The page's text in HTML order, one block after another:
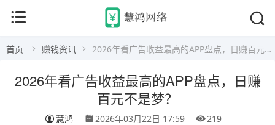
首页 赚钱资讯 2026年看广告收益最高的APP盘点，日赚百元不是梦？
2026年看广告收益最高的APP盘点，日赚
百元不是梦？
慧鸿 2026年03月22日 17:59 219